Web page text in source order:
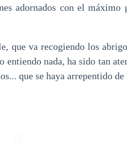
adornados con el máximo
que va recogiendo los
entiendo nada, ha sido tan
que se haya arrepentido